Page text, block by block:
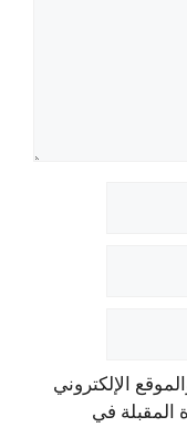
الإلكتروني
المقبلة في